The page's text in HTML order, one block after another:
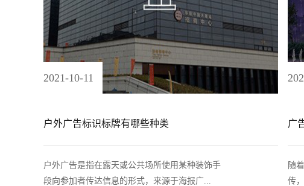
户外广告标识标牌有哪些种类
2021-10-11
户外广告是指在露天或公共场所使用某种装饰手
段向参加者传达信息的形式，来源于海报广...
广
随
传